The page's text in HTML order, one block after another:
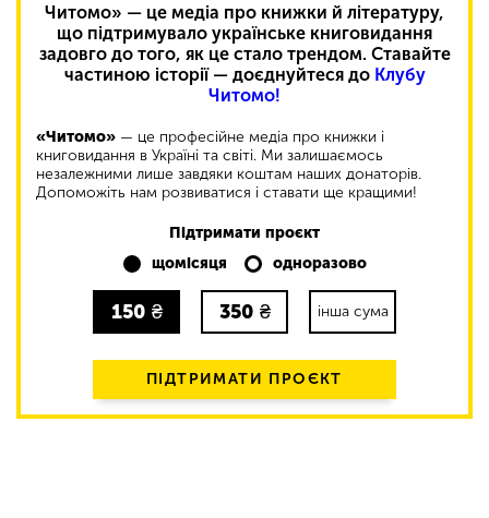
Читомо» — це медіа про книжки й літературу,
що підтримувало українське книговидання
задовго до того, як це стало трендом. Ставайте
частиною історії — доєднуйтеся до Клубу
Читомо!
«Читомо» — це професійне медіа про книжки і
книговидання в Україні та світі. Ми залишаємось
незалежними лише завдяки коштам наших донаторів.
Допоможіть нам розвиватися і ставати ще кращими!
Підтримати проєкт
щомісяця
одноразово
150 ₴ 350 ₴ інша сума
ПІДТРИМАТИ ПРОЄКТ